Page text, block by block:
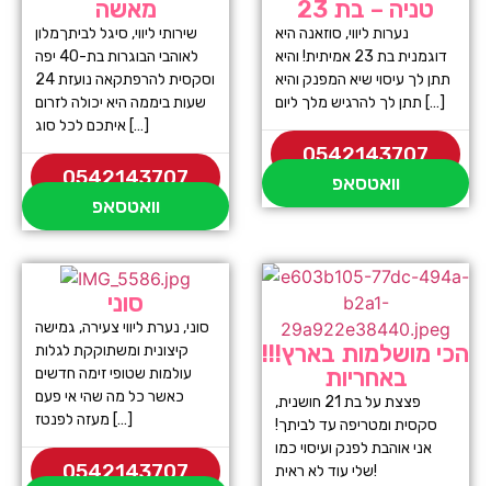
מאשה
שירותי ליווי, סיגל לביתךמלון
לאוהבי הבוגרות בת-40 יפה
וסקסית להרפתקאה נועזת 24
שעות ביממה היא יכולה לזרום
איתכם לכל סוג […]
0542143707
וואטסאפ
טניה – בת 23
נערות ליווי, סוזאנה היא
דוגמנית בת 23 אמיתית! והיא
תתן לך עיסוי שיא המפנק והיא
תתן לך להרגיש מלך ליום […]
0542143707
וואטסאפ
סוני
סוני, נערת ליווי צעירה, גמישה
קיצונית ומשתוקקת לגלות
עולמות שטופי זימה חדשים
כאשר כל מה שהי אי פעם
מעזה לפנטז […]
0542143707
הכי מושלמות בארץ!!!
באחריות
פצצת על בת 21 חושנית,
סקסית ומטריפה עד לביתך!
אני אוהבת לפנק ועיסוי כמו
שלי עוד לא ראית!